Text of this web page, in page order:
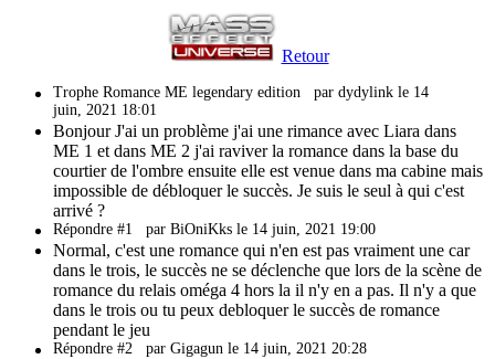
Retour
Trophe Romance ME legendary edition par dydylink le 14
juin, 2021 18:01
Bonjour J'ai un problème j'ai une rimance avec Liara dans
ME 1 et dans ME 2 j'ai raviver la romance dans la base du
courtier de l'ombre ensuite elle est venue dans ma cabine mais
impossible de débloquer le succès. Je suis le seul à qui c'est
arrivé ?
Répondre #1 par BiOniKks le 14 juin, 2021 19:00
Normal, c'est une romance qui n'en est pas vraiment une car
dans le trois, le succès ne se déclenche que lors de la scène de
romance du relais oméga 4 hors la il n'y en a pas. Il n'y a que
dans le trois ou tu peux debloquer le succès de romance
pendant le jeu
Répondre #2 par Gigagun le 14 juin, 2021 20:28